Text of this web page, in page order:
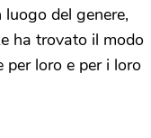
del genere,
ha trovato il modo
loro e per i loro